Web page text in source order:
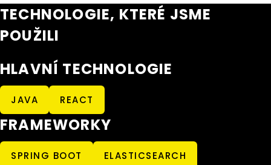
TECHNOLOGIE, KTERÉ JSME
POUŽILI
HLAVNÍ TECHNOLOGIE
JAVA REACT
FRAMEWORKY
SPRING BOOT ELASTICSEARCH